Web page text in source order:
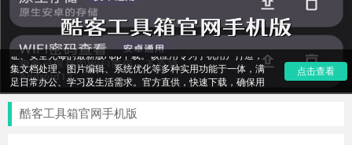
酷客工具箱官网手机版，您的全能工具集合站！提供官方认
证、安全无毒的最新版App下载。该应用专为手机用户打造，
集文档处理、图片编辑、系统优化等多种实用功能于一体，满
足日常办公、学习及生活需求。官方直供，快速下载，确保用
户隐私与数据安全。立即下载酷客工具箱，享受智能便捷的新
生活体验，让工作与生活的效率倍增！
点击查看
酷客工具箱官网手机版